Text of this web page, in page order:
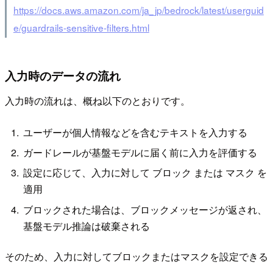
https://docs.aws.amazon.com/ja_jp/bedrock/latest/userguid
e/guardrails-sensitive-filters.html
入力時のデータの流れ
入力時の流れは、概ね以下のとおりです。
ユーザーが個人情報などを含むテキストを入力する
ガードレールが基盤モデルに届く前に入力を評価する
設定に応じて、入力に対して ブロック または マスク を
適用
ブロックされた場合は、ブロックメッセージが返され、
基盤モデル推論は破棄される
そのため、入力に対してブロックまたはマスクを設定できる